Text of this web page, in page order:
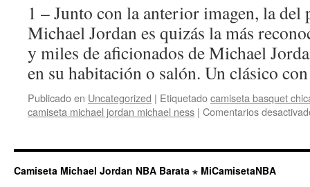
1 – Junto con la anterior imagen, la del
Michael Jordan es quizás la más
y miles de aficionados de Michael
en su habitación o salón. Un clásico
Publicado en Uncategorized | Etiquetadocamiseta basquet
camiseta michael jordan michael ness | Comentarios
Camiseta Michael Jordan NBA Barata ⋆ MiCamisetaNBA